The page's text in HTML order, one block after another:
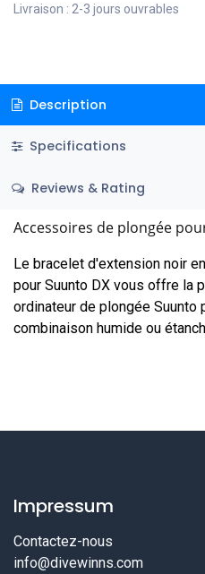
Livraison : 2-3 jours ouvrables
Description
Specifications
Reviews & Rating
Accessoires de plongée
Le bracelet d'extension noir
pour Suunto DX vous offre la
ordinateur de plongée Suunto
combinaison humide ou
Impressum
Contactez-nous
info@divewinns.com